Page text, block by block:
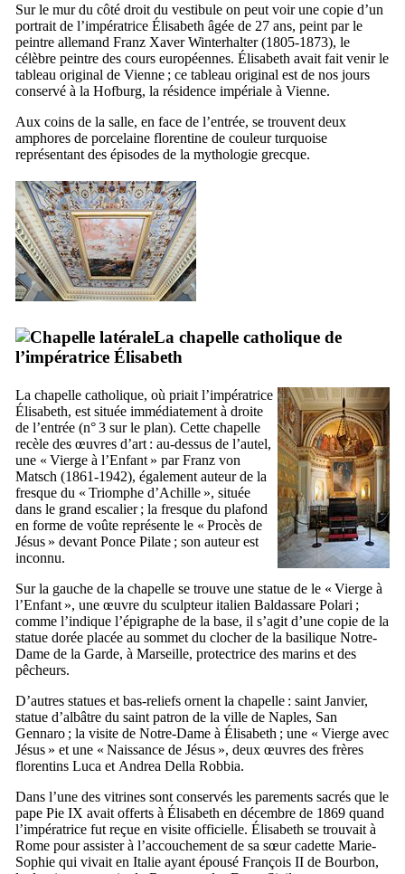
Sur le mur du côté droit du vestibule on peut voir une copie d’un
portrait de l’impératrice Élisabeth âgée de 27 ans, peint par le
peintre allemand Franz Xaver Winterhalter(1805-1873), le
célèbre peintre des cours européennes. Élisabeth avait fait venir le
tableau original de Vienne ; ce tableau original est de nos jours
conservé à la Hofburg, la résidence impériale à Vienne.
Aux coins de la salle, en face de l’entrée, se trouvent deux
amphores de porcelaine florentine de couleur turquoise
représentant des épisodes de la mythologie grecque.
La chapelle catholique de
l’impératrice Élisabeth
La chapelle catholique, où priait l’impératrice
Élisabeth, est située immédiatement à droite
de l’entrée (n° 3 sur le plan). Cette chapelle
recèle des œuvres d’art : au-dessus de l’autel,
une « Vierge à l’Enfant » parFranz von
Matsch (1861-1942), également auteur de la
fresque du « Triomphe d’Achille », située
dans le grand escalier ; la fresque du plafond
en forme de voûte représente le « Procès de
Jésus » devant Ponce Pilate ; son auteur est
inconnu.
Sur la gauche de la chapelle se trouve une statue de le « Vierge à
l’Enfant », une œuvre du sculpteur italien Baldassare Polari ;
comme l’indique l’épigraphe de la base, il s’agit d’une copie de la
statue dorée placée au sommet du clocher de la basilique Notre-
Dame de la Garde, à Marseille, protectrice des marins et des
pêcheurs.
D’autres statues et bas-reliefs ornent la chapelle : saint Janvier,
statue d’albâtre du saint patron de la ville de Naples, San
Gennaro ; la visite de Notre-Dame à Élisabeth ; une « Vierge avec
Jésus » et une « Naissance de Jésus », deux œuvres des frères
florentins Luca et Andrea Della Robbia.
Dans l’une des vitrines sont conservés les parements sacrés que le
pape Pie IX avait offerts à Élisabeth en décembre de 1869 quand
l’impératrice fut reçue en visite officielle. Élisabeth se trouvait à
Rome pour assister à l’accouchement de sa sœur cadette Marie-
Sophie qui vivait en Italie ayant épousé François II de Bourbon,